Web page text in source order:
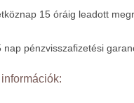
15 óráig leadott
nap pénzvisszafizetési